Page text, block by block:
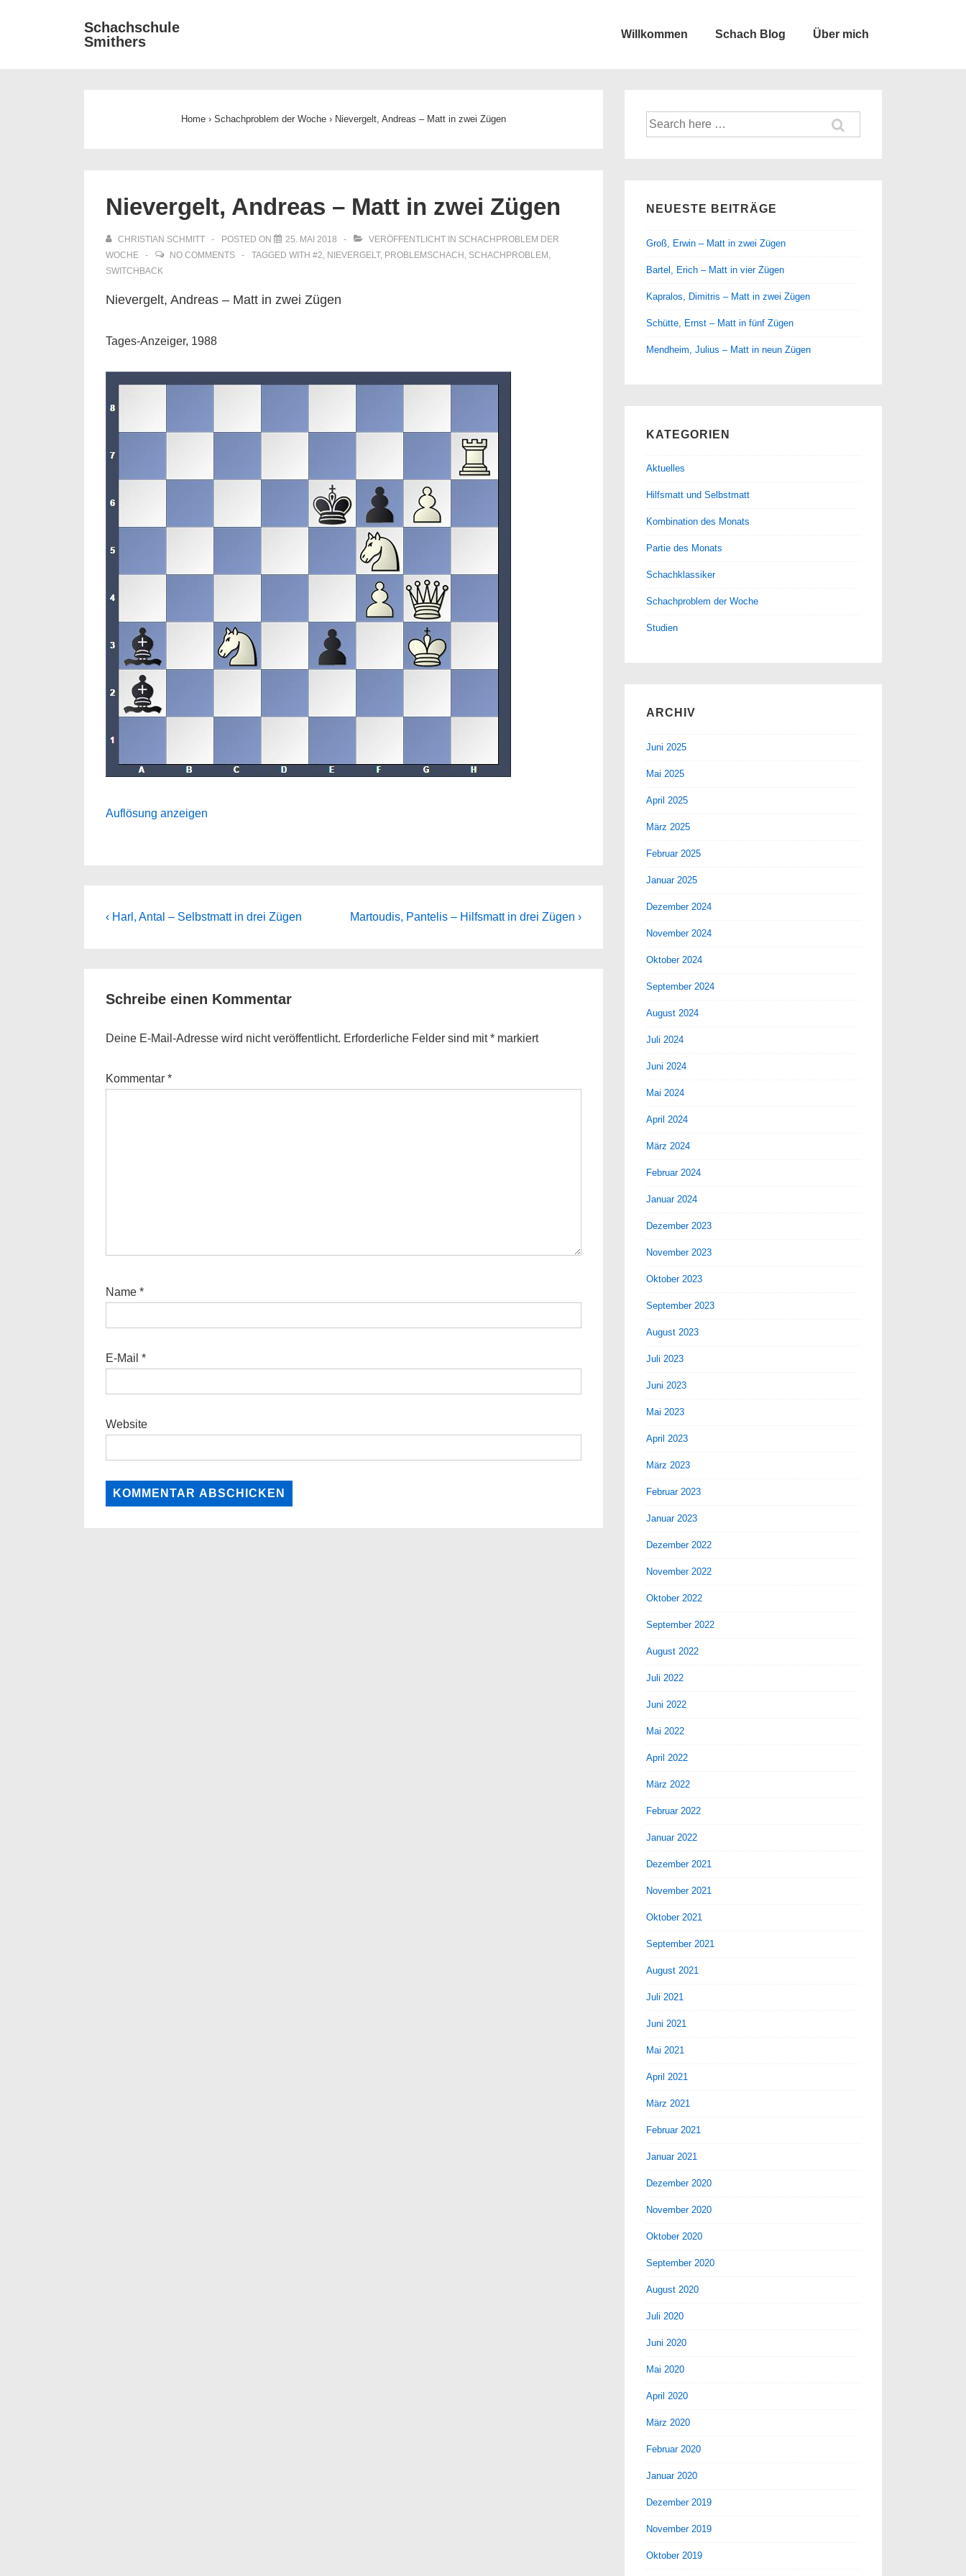
Schachschule
Smithers
Willkommen Schach Blog Über mich
Home › Schachproblem der Woche › Nievergelt, Andreas – Matt in zwei Zügen
Nievergelt, Andreas – Matt in zwei Zügen
CHRISTIAN SCHMITT POSTED ON 25. MAI 2018 VERÖFFENTLICHT IN SCHACHPROBLEM DER
WOCHE
NO COMMENTS TAGGED WITH #2, NIEVERGELT, PROBLEMSCHACH , SCHACHPROBLEM ,
SWITCHBACK
Nievergelt, Andreas – Matt in zwei Zügen
Tages-Anzeiger, 1988
Auflösung anzeigen
Beitragsnavigation
Previous
‹ Harl, Antal – Selbstmatt in drei Zügen
Next
Martoudis, Pantelis – Hilfsmatt in drei Zügen ›
Schreibe einen Kommentar
Deine E-Mail-Adresse wird nicht veröffentlicht. Erforderliche Felder sind mit* markiert
Kommentar *
Name *
E-Mail *
Website
Suche
nach:
NEUESTE BEITRÄGE
Groß, Erwin – Matt in zwei Zügen
Bartel, Erich – Matt in vier Zügen
Kapralos, Dimitris – Matt in zwei Zügen
Schütte, Ernst – Matt in fünf Zügen
Mendheim, Julius – Matt in neun Zügen
KATEGORIEN
Aktuelles
Hilfsmatt und Selbstmatt
Kombination des Monats
Partie des Monats
Schachklassiker
Schachproblem der Woche
Studien
ARCHIV
Juni 2025
Mai 2025
April 2025
März 2025
Februar 2025
Januar 2025
Dezember 2024
November 2024
Oktober 2024
September 2024
August 2024
Juli 2024
Juni 2024
Mai 2024
April 2024
März 2024
Februar 2024
Januar 2024
Dezember 2023
November 2023
Oktober 2023
September 2023
August 2023
Juli 2023
Juni 2023
Mai 2023
April 2023
März 2023
Februar 2023
Januar 2023
Dezember 2022
November 2022
Oktober 2022
September 2022
August 2022
Juli 2022
Juni 2022
Mai 2022
April 2022
März 2022
Februar 2022
Januar 2022
Dezember 2021
November 2021
Oktober 2021
September 2021
August 2021
Juli 2021
Juni 2021
Mai 2021
April 2021
März 2021
Februar 2021
Januar 2021
Dezember 2020
November 2020
Oktober 2020
September 2020
August 2020
Juli 2020
Juni 2020
Mai 2020
April 2020
März 2020
Februar 2020
Januar 2020
Dezember 2019
November 2019
Oktober 2019